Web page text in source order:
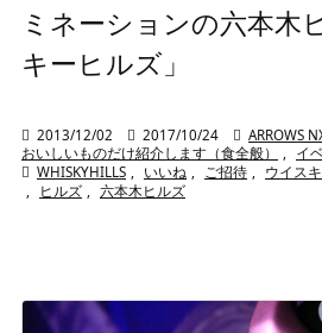
ミネーションの六本木
キーヒルズ」
 2013/12/02  2017/10/24  ARROWS
おいしいものだけ紹介します（食全般）
, イ
 WHISKYHILLS , いいね , ご招待 , ウイス
,
ヒルズ , 六本木ヒルズ